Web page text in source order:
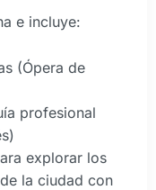
e incluye:
(Ópera de
profesional
explorar los
la ciudad con